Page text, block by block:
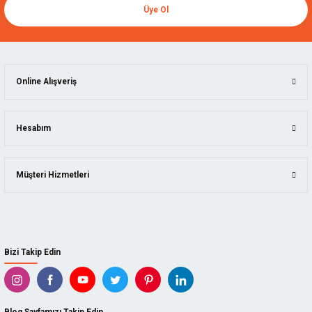
Üye Ol
Bizi Takip Edin
Online Alışveriş
Hesabım
Müşteri Hizmetleri